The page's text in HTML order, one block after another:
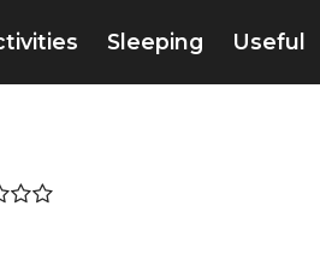
Sleeping Useful